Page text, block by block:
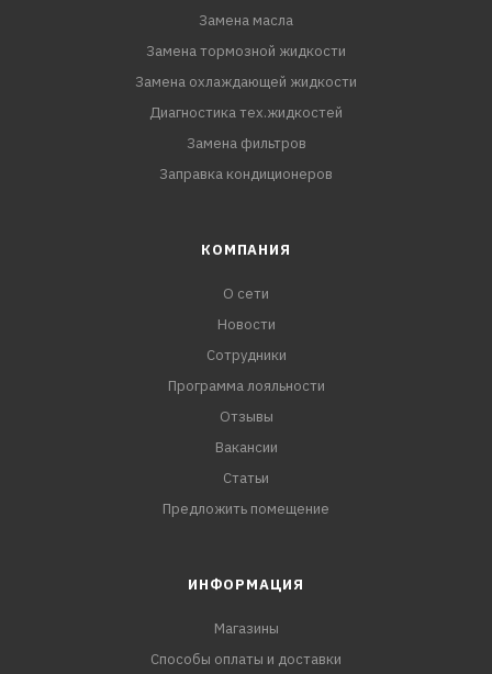
Замена масла
Замена тормозной жидкости
Замена охлаждающей жидкости
Диагностика тех.жидкостей
Замена фильтров
Заправка кондиционеров
КОМПАНИЯ
О сети
Новости
Сотрудники
Программа лояльности
Отзывы
Вакансии
Статьи
Предложить помещение
ИНФОРМАЦИЯ
Магазины
Способы оплаты и доставки